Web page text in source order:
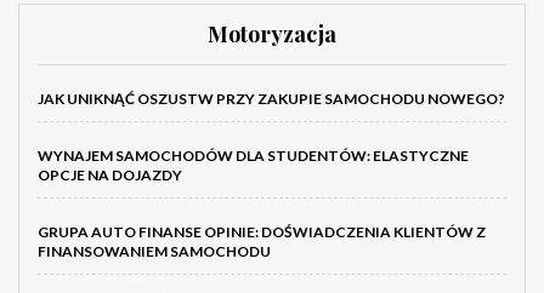
Motoryzacja
JAK UNIKNĄĆ OSZUSTW PRZY ZAKUPIE SAMOCHODU NOWEGO?
WYNAJEM SAMOCHODÓW DLA STUDENTÓW: ELASTYCZNE
OPCJE NA DOJAZDY
GRUPA AUTO FINANSE OPINIE: DOŚWIADCZENIA KLIENTÓW Z
FINANSOWANIEM SAMOCHODU